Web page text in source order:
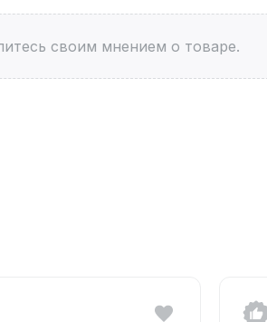
своим мнением о товаре.